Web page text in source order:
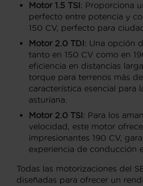
Motor 1.5 TSI: Proporciona
perfecto entre potencia y
150 CV, perfecto para
Motor 2.0 TDI: Una opción
tanto en 150 CV como en
eficiencia en distancias
torque para terrenos más
característica esencial para
asturiana.
Motor 2.0 TSI: Para los
velocidad, este motor
impresionantes 190 CV,
experiencia de conducción
Todas las motorizaciones del
diseñadas para ofrecer un